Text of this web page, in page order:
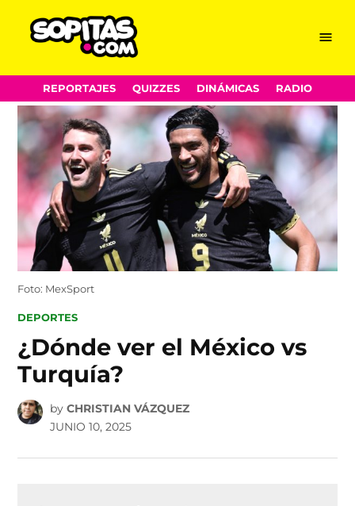
Skip
to
content
Menu
REPORTAJES QUIZZES DINÁMICAS RADIO
Foto: MexSport
POSTED
DEPORTES
¿Dónde ver el México vs
Turquía?
by CHRISTIAN VÁZQUEZ
JUNIO 10, 2025